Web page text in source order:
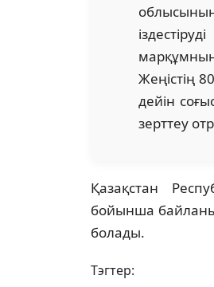
Жеңістің
дейін
зерттеу
Қазақстан
бойынша
болады.
Тэгтер: